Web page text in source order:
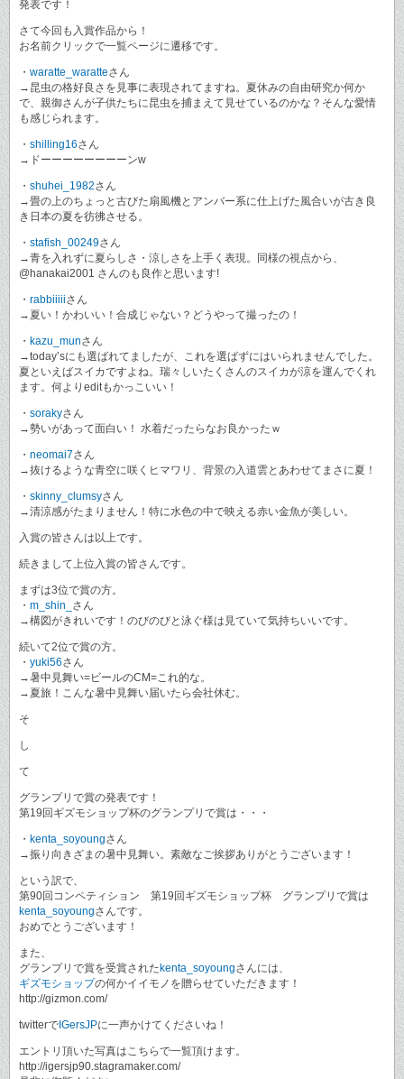
発表です！
さて今回も入賞作品から！
お名前クリックで一覧ページに遷移です。
・ waratte_waratteさん
→昆虫の格好良さを見事に表現されてますね。夏休みの自由研究か何か
で、親御さんが子供たちに昆虫を捕まえて見せているのかな？そんな愛情
も感じられます。
・ shilling16さん
→ドーーーーーーーーンw
・ shuhei_1982さん
→畳の上のちょっと古びた扇風機とアンバー系に仕上げた風合いが古き良
き日本の夏を彷彿させる。
・ stafish_00249さん
→青を入れずに夏らしさ・涼しさを上手く表現。同様の視点から、
@hanakai2001 さんのも良作と思います!
・ rabbiiiiiさん
→夏い！かわいい！合成じゃない？どうやって撮ったの！
・ kazu_munさん
→today’sにも選ばれてましたが、これを選ばずにはいられませんでした。
夏といえばスイカですよね。瑞々しいたくさんのスイカが涼を運んでくれ
ます。何よりeditもかっこいい！
・ sorakyさん
→勢いがあって面白い！ 水着だったらなお良かったｗ
・ neomai7さん
→抜けるような青空に咲くヒマワリ、背景の入道雲とあわせてまさに夏！
・ skinny_clumsyさん
→清涼感がたまりません！特に水色の中で映える赤い金魚が美しい。
入賞の皆さんは以上です。
続きまして上位入賞の皆さんです。
まずは3位で賞の方。
・ m_shin_ さん
→構図がきれいです！のびのびと泳ぐ様は見ていて気持ちいいです。
続いて2位で賞の方。
・ yuki56さん
→暑中見舞い=ビールのCM=これ的な。
→夏旅！こんな暑中見舞い届いたら会社休む。
そ
し
て
グランプリで賞の発表です！
第19回ギズモショップ杯のグランプリで賞は・・・
・ kenta_soyoungさん
→振り向きざまの暑中見舞い。素敵なご挨拶ありがとうございます！
という訳で、
第90回コンペティション 第19回ギズモショップ杯 グランプリで賞は
kenta_soyoungさんです。
おめでとうございます！
また、
グランプリで賞を受賞されたkenta_soyoungさんには、
ギズモショップの何かイイモノを贈らせていただきます！
http://gizmon.com/
twitterで IGersJPに一声かけてくださいね！
エントリ頂いた写真はこちらで一覧頂けます。
http://igersjp90.stagramaker.com/